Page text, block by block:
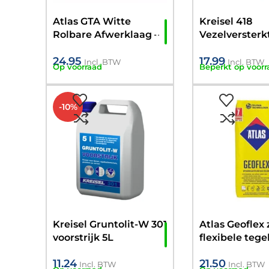
Atlas GTA Witte
Rolbare Afwerklaag –
18kg
24.95 Incl. BTW
Op voorraad
Kreisel 418
50mm)
17.99 Incl. BTW
Beperkt op
-10%
Kreisel Gruntolit-W 301
voorstrijk 5L
11.24 Incl. BTW
Atlas Geoflex
flexibele
21.50 Incl. BTW